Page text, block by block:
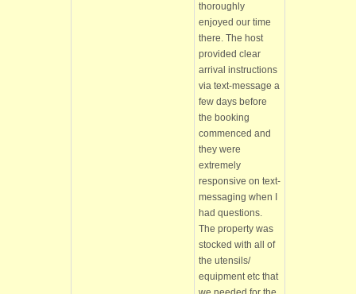
thoroughly
enjoyed our time
there. The host
provided clear
arrival instructions
via text-message a
few days before
the booking
commenced and
they were
extremely
responsive on text-
messaging when I
had questions.
The property was
stocked with all of
the utensils/
equipment etc that